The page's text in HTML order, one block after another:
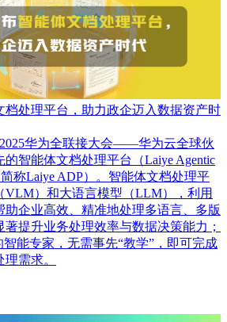
档处理平台，助力政企迈入数据资产时
华为全联接大会——华为云全球伙
智能体文档处理平台（Laiye Agentic
简称Laiye ADP）。智能体文档处理平
VLM）和大语言模型（LLM），利用
助企业高效、精准地处理多语言、多版
提升业务处理效率与数据决策能力；
能专家，无需事先“教学”，即可完成
需求。